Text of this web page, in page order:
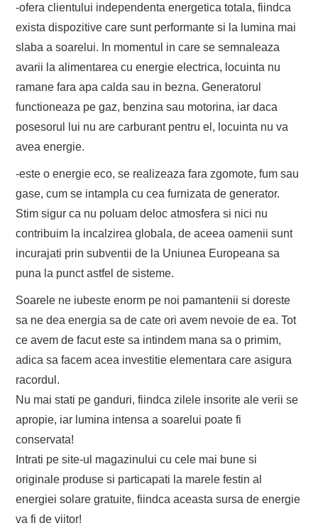
-ofera clientului independenta energetica totala, fiindca
exista dispozitive care sunt performante si la lumina mai
slaba a soarelui. In momentul in care se semnaleaza
avarii la alimentarea cu energie electrica, locuinta nu
ramane fara apa calda sau in bezna. Generatorul
functioneaza pe gaz, benzina sau motorina, iar daca
posesorul lui nu are carburant pentru el, locuinta nu va
avea energie.
-este o energie eco, se realizeaza fara zgomote, fum sau
gase, cum se intampla cu cea furnizata de generator.
Stim sigur ca nu poluam deloc atmosfera si nici nu
contribuim la incalzirea globala, de aceea oamenii sunt
incurajati prin subventii de la Uniunea Europeana sa
puna la punct astfel de sisteme.
Soarele ne iubeste enorm pe noi pamantenii si doreste
sa ne dea energia sa de cate ori avem nevoie de ea. Tot
ce avem de facut este sa intindem mana sa o primim,
adica sa facem acea investitie elementara care asigura
racordul.
Nu mai stati pe ganduri, fiindca zilele insorite ale verii se
apropie, iar lumina intensa a soarelui poate fi
conservata!
Intrati pe site-ul magazinului cu cele mai bune si
originale produse si particapati la marele festin al
energiei solare gratuite, fiindca aceasta sursa de energie
va fi de viitor!